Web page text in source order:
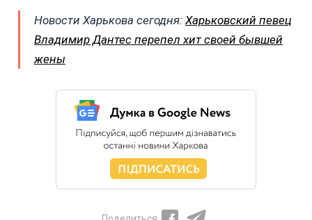
Новости Харькова сегодня: Харьковский певец
Владимир Дантес перепел хит своей бывшей
жены